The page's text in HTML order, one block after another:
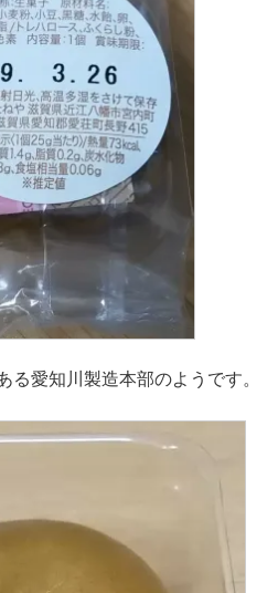
る愛知川製造本部のようです。